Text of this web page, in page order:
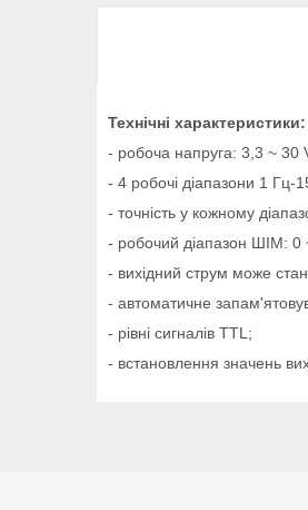
Технічні характеристики:
- робоча напруга: 3,3 ~ 30
- 4 робочі діапазони 1 Гц-
- точність у кожному
- робочий діапазон ШІМ: 0
- вихідний струм може
- автоматичне
- рівні сигналів TTL;
- встановлення значень